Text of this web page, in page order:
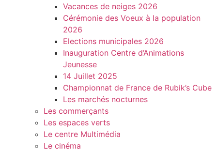
Vacances de neiges 2026
Cérémonie des Voeux à la population
2026
Elections municipales 2026
Inauguration Centre d’Animations
Jeunesse
14 Juillet 2025
Championnat de France de Rubik’s Cube
Les marchés nocturnes
Les commerçants
Les espaces verts
Le centre Multimédia
Le cinéma